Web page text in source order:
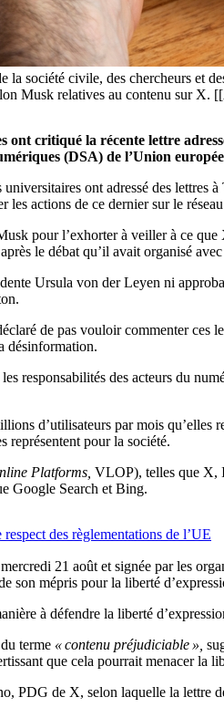
la société civile, des chercheurs
Musk relatives au contenu sur
ont critiqué la récente lettre
(DSA) de l’Union
ont adressé des
actions de ce dernier sur le
pour l’exhorter à veiller à ce
le débat qu’il avait organisé
Ursula von der Leyen ni
de pas vouloir commenter ces
désinformation.
responsabilités des acteurs du
d’utilisateurs par mois qu’elles
représentent pour la société.
Platforms, VLOP), telles que X,
Google Search et Bing.
des règlementations de l’UE
21 août et signée par les
son mépris pour la liberté
à défendre la liberté
terme « contenu préjudiciable »,
que cela pourrait menacer la
PDG de X, selon laquelle la lettre